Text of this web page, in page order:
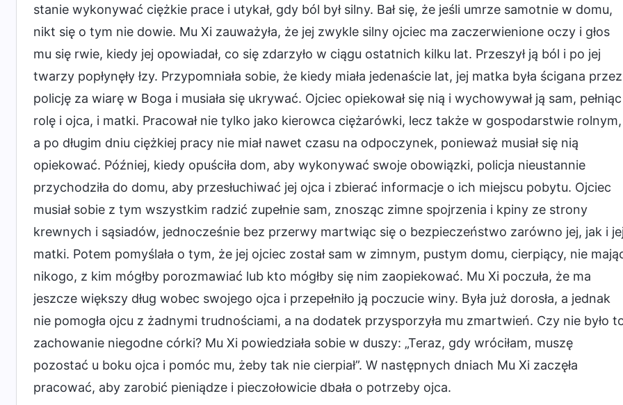
stanie wykonywać ciężkie prace i utykał, gdy ból był silny. Bał się, że jeśli umrze samotnie w domu,
nikt się o tym nie dowie. Mu Xi zauważyła, że jej zwykle silny ojciec ma zaczerwienione oczy i głos
mu się rwie, kiedy jej opowiadał, co się zdarzyło w ciągu ostatnich kilku lat. Przeszył ją ból i po jej
twarzy popłynęły łzy. Przypomniała sobie, że kiedy miała jedenaście lat, jej matka była ścigana przez
policję za wiarę w Boga i musiała się ukrywać. Ojciec opiekował się nią i wychowywał ją sam, pełniąc
rolę i ojca, i matki. Pracował nie tylko jako kierowca ciężarówki, lecz także w gospodarstwie rolnym,
a po długim dniu ciężkiej pracy nie miał nawet czasu na odpoczynek, ponieważ musiał się nią
opiekować. Później, kiedy opuściła dom, aby wykonywać swoje obowiązki, policja nieustannie
przychodziła do domu, aby przesłuchiwać jej ojca i zbierać informacje o ich miejscu pobytu. Ojciec
musiał sobie z tym wszystkim radzić zupełnie sam, znosząc zimne spojrzenia i kpiny ze strony
krewnych i sąsiadów, jednocześnie bez przerwy martwiąc się o bezpieczeństwo zarówno jej, jak i
matki. Potem pomyślała o tym, że jej ojciec został sam w zimnym, pustym domu, cierpiący, nie
nikogo, z kim mógłby porozmawiać lub kto mógłby się nim zaopiekować. Mu Xi poczuła, że ma
jeszcze większy dług wobec swojego ojca i przepełniło ją poczucie winy. Była już dorosła, a jednak
nie pomogła ojcu z żadnymi trudnościami, a na dodatek przysporzyła mu zmartwień. Czy nie było
zachowanie niegodne córki? Mu Xi powiedziała sobie w duszy: „Teraz, gdy wróciłam, muszę
pozostać u boku ojca i pomóc mu, żeby tak nie cierpiał”. W następnych dniach Mu Xi zaczęła
pracować, aby zarobić pieniądze i pieczołowicie dbała o potrzeby ojca.